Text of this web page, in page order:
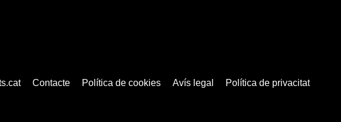
Contacte Política de cookies Avís legal Política de privacitat